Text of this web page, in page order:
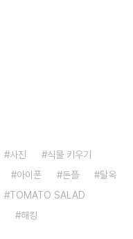
사진
식물 키우기
아이폰 돈플
탈옥
TOMATO SALAD
해킹